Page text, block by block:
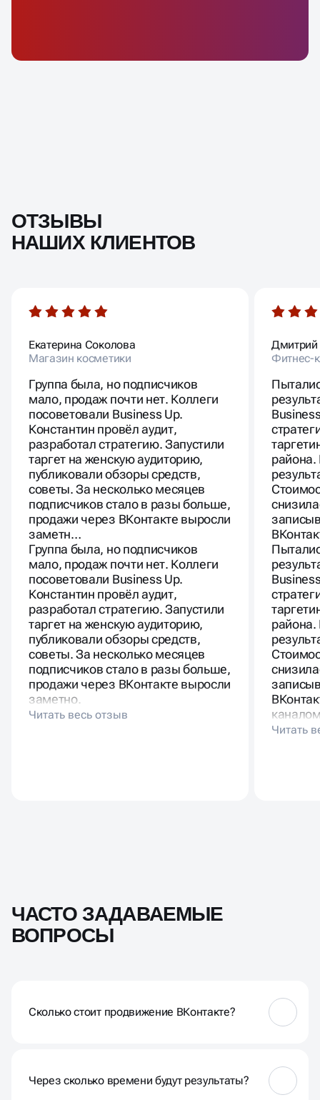
ОТЗЫВЫ
НАШИХ КЛИЕНТОВ
Екатерина Соколова
Магазин косметики
Группа была, но подписчиков
мало, продаж почти нет. Коллеги
посоветовали Business Up.
Константин провёл аудит,
разработал стратегию. Запустили
таргет на женскую аудиторию,
публиковали обзоры средств,
советы. За несколько месяцев
подписчиков стало в разы больше,
продажи через ВКонтакте выросли
заметн…
Группа была, но подписчиков
мало, продаж почти нет. Коллеги
посоветовали Business Up.
Константин провёл аудит,
разработал стратегию. Запустили
таргет на женскую аудиторию,
публиковали обзоры средств,
советы. За несколько месяцев
подписчиков стало в разы больше,
продажи через ВКонтакте выросли
заметно.
Дмитрий
Фитнес-
района.
района.
ЧАСТО ЗАДАВАЕМЫЕ
ВОПРОСЫ
Сколько стоит продвижение ВКонтакте?
ведения, рекламы, автоворонок. Базовые тарифы
начинаются от 45 000 ₽/мес, точную цену
рассчитываем под вашу нишу после брифа и
Через сколько времени будут результаты?